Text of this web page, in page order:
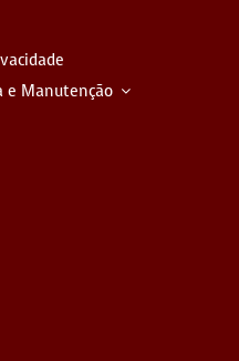
e Manutenção